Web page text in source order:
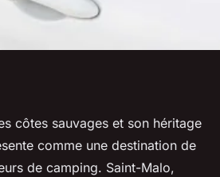
meilleure période
à Saint-Malo ?
côtes sauvages et son héritage
comme une destination de
de camping. Saint-Malo,